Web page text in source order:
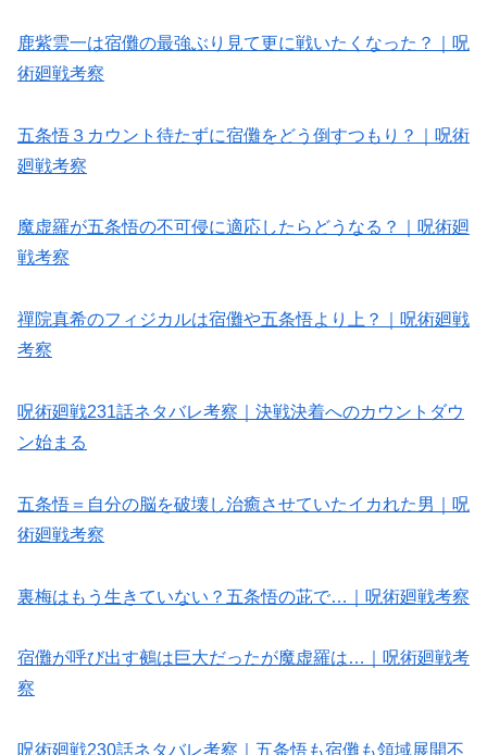
鹿紫雲一は宿儺の最強ぶり見て更に戦いたくなった？｜呪
術廻戦考察
五条悟３カウント待たずに宿儺をどう倒すつもり？｜呪術
廻戦考察
魔虚羅が五条悟の不可侵に適応したらどうなる？｜呪術廻
戦考察
禪院真希のフィジカルは宿儺や五条悟より上？｜呪術廻戦
考察
呪術廻戦231話ネタバレ考察｜決戦決着へのカウントダウ
ン始まる
五条悟＝自分の脳を破壊し治癒させていたイカれた男｜呪
術廻戦考察
裏梅はもう生きていない？五条悟の茈で…｜呪術廻戦考察
宿儺が呼び出す鵺は巨大だったが魔虚羅は…｜呪術廻戦考
察
呪術廻戦230話ネタバレ考察｜五条悟も宿儺も領域展開不